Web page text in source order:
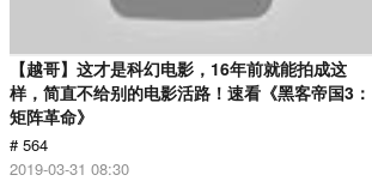
【越哥】这才是科幻电影，16年前就能拍成这
样，简直不给别的电影活路！速看《黑客帝国3：
矩阵革命》
# 564
2019-03-31 08:30